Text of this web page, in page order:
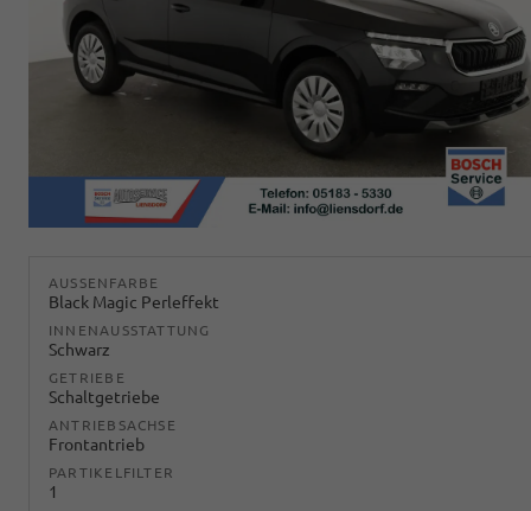
AUSSENFARBE
Black Magic Perleffekt
INNENAUSSTATTUNG
Schwarz
GETRIEBE
Schaltgetriebe
ANTRIEBSACHSE
Frontantrieb
PARTIKELFILTER
1